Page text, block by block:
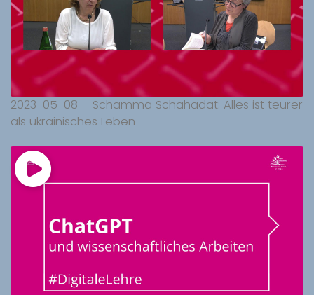
2023-05-08 – Schamma Schahadat: Alles ist teurer
als ukrainisches Leben